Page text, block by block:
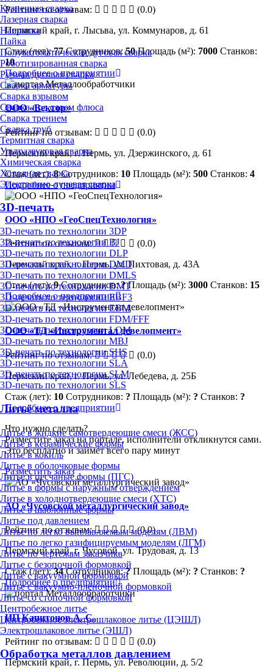
Кузнечная сварка
Лазерная сварка
Наплавка
Пайка
Полуавтоматическая дуговая сварка
Роботизированная сварка
Ручная дуговая сварка
Сварка арматуры
Сварка взрывом
Сварка под слоем флюса
Сварка трением
Сварка труб
Термитная сварка
Ультразвуковая сварка
Химическая сварка
Холодная сварка
Электронно-лучевая сварка
3D-печать
3D-печать по технологии 3DP
3D-печать по технологии BJ
3D-печать по технологии DLP
3D-печать по технологии DMD
3D-печать по технологии DMLS
3D-печать по технологии DMT
3D-печать по технологии EBF3
3D-печать по технологии EBM
3D-печать по технологии FDM/FFF
3D-печать по технологии LOM
3D-печать по технологии MBJ
3D-печать по технологии SHS
3D-печать по технологии SLA
3D-печать по технологии SLM
3D-печать по технологии SLS
Литьё металла
Литье в жидкие самотвердеющие смеси (ЖСС)
Литье в керамические формы
Литье в кокиль
Литье в оболочковые формы
Литье в песчаные формы (ПГС)
Литье в формы с наружным отверждением
Литье в холоднотвердеющие смеси (ХТС)
Литье в шаблонные формы
Литье под давлением
Литье по легко выплавляемым моделям (ЛВМ)
Литье по легко газифицируемым моделям (ЛГМ)
Литье по чертежам заказчика
Литье с безопочной формовкой
Литье с вакуумной формовкой
Литье с вакуумно-плёночной формовкой
Литье со стопочной формовкой
Центробежное литье
Центробежное электрошлаковое литье (ЦЭШЛ)
Электрошлаковое литье (ЭШЛ)
Обработка металлов давлением
Рейтинг по отзывам:
(0.0)
Пермский край, г. Лысьва, ул. Коммунаров, д. 61
Стаж (лет):77 Сотрудников:50 Площадь (м²): 7000 Станков:
10
Подробнее о предприятии
ООО «Вектор»
Рейтинг по отзывам:
(0.0)
Пермский край, г. Пермь, ул. Дзержинского, д. 61
Стаж (лет):8 Сотрудников: 10 Площадь (м²): 500 Станков: 4
Подробнее о предприятии
ООО «НПО «ГеоСпецТехнология»
Рейтинг по отзывам:
(0.0)
Пермский край, г. Пермь, ул. Пихтовая, д. 43А
Стаж (лет):9 Сотрудников:? Площадь (м²): 3000 Станков: 15
Подробнее о предприятии
ООО «ТД «Инструментал девелопмент»
Рейтинг по отзывам:
(0.0)
Пермский край, г. Пермь, ул. Лебедева, д. 25Б
Стаж (лет): 10 Сотрудников: ? Площадь (м²): ? Станков: ?
Подробнее о предприятии
Что нужно сделать?
Разместите заказ на портале, исполнители откликнутся сами.
Это бесплатно и займет всего пару минут
Разместить заказ
АО «Чусовской металлургический завод»
Рейтинг по отзывам:
(0.0)
Пермский край, г. Чусовой, ул. Трудовая, д. 13
Стаж (лет):34 Сотрудников:? Площадь (м²): ? Станков: ?
Подробнее о предприятии
ИП Капитонов А. С.
Рейтинг по отзывам:
(0.0)
Пермский край, г. Пермь, ул. Революции, д. 5/2